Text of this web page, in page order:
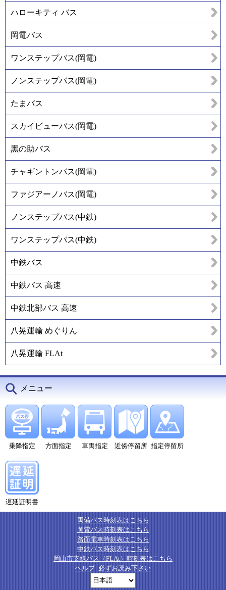
ハローキティ バス
岡電バス
ワンステップバス(岡電)
ノンステップバス(岡電)
たまバス
スカイビューバス(岡電)
黑の助バス
チャギントンバス(岡電)
ファジアーノバス(岡電)
ノンステップバス(中鉄)
ワンステップバス(中鉄)
中鉄バス
中鉄バス 高速
中鉄北部バス 高速
八晃運輸 めぐりん
八晃運輸 FLAt
メニュー
乗降指定 方面指定 車両指定 近傍停留所 指定停留所
遅延証明書
両備バス時刻表はこちら
岡電バス時刻表はこちら
路面電車時刻表はこちら
中鉄バス時刻表はこちら
岡山市支線バス（FLAt）時刻表はこちら
ヘルプ 必ずお読み下さい